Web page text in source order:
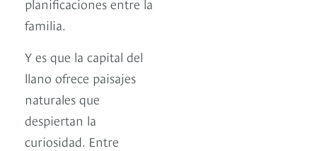
familia.
Y es que la capital del
llano ofrece paisajes
naturales que
despiertan la
curiosidad. Entre